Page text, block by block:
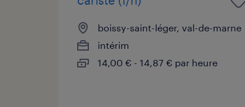
boissy-saint-léger, val-de-marne
intérim
14,00 € - 14,87 € par heure